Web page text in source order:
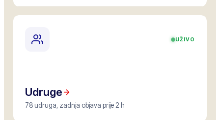
UŽIVO
Udruge
78 udruga, zadnja objava prije 2 h